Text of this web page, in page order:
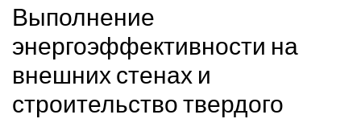
Выполнение
энергоэффективности на
внешних стенах и
строительство твердого